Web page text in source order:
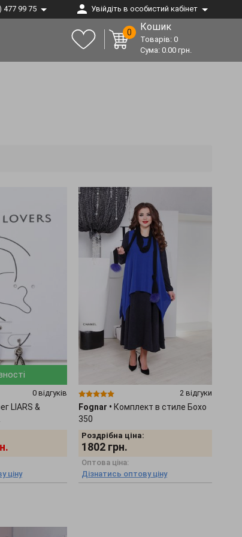
477 99 75 Увійдіть в особистий кабінет
0 Кошик
Товарів: 0
Сума: 0.00 грн.
0 відгуків
LIARS &
ціну
2 відгуки
Fognar • Комплект в стиле Бохо
350
Роздрібна ціна:
1802 грн.
Оптова ціна:
Дізнатись оптову ціну